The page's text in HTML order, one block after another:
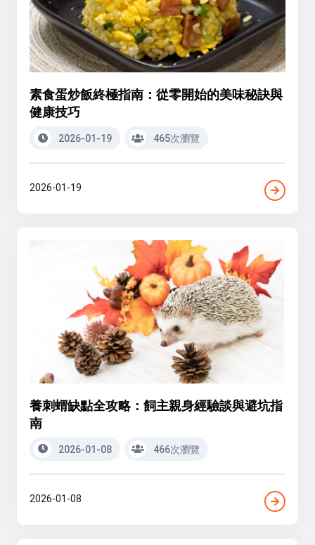
素食蛋炒飯終極指南：從零開始的美味秘訣與
健康技巧
2026-01-19 465次瀏覽
2026-01-19
養刺蝟缺點全攻略：飼主親身經驗談與避坑指
南
2026-01-08 466次瀏覽
2026-01-08